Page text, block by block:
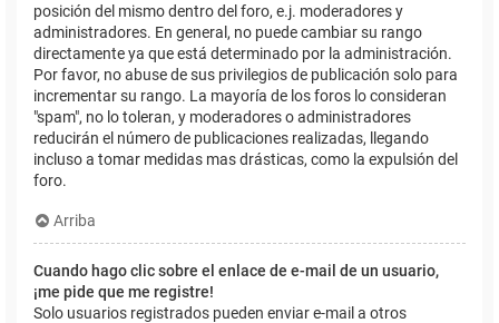
posición del mismo dentro del foro, e.j. moderadores y
administradores. En general, no puede cambiar su rango
directamente ya que está determinado por la administración.
Por favor, no abuse de sus privilegios de publicación solo para
incrementar su rango. La mayoría de los foros lo consideran
"spam", no lo toleran, y moderadores o administradores
reducirán el número de publicaciones realizadas, llegando
incluso a tomar medidas mas drásticas, como la expulsión del
foro.
Arriba
Cuando hago clic sobre el enlace de e-mail de un usuario,
¡me pide que me registre!
Solo usuarios registrados pueden enviar e-mail a otros